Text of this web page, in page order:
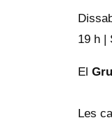
19 h |
El
Les